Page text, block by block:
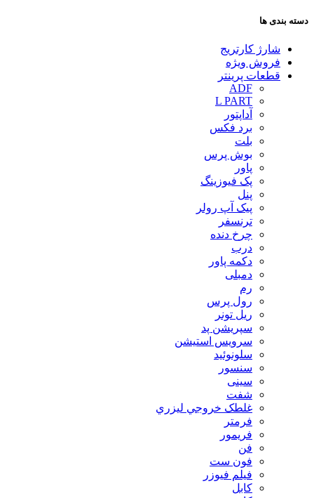
دسته بندی ها
شارژ کارتریج
فروش ویژه
قطعات پرینتر
ADF
L PART
آداپتور
برد فکس
بلت
بوش پرس
پاور
پک فیوزینگ
پنل
پیک آپ رولر
ترنسفر
چرخ دنده
درب
دکمه پاور
دمبلی
رم
رول پرس
ریل تونر
سپریشن پد
سرویس استیشن
سلونوئید
سنسور
سینی
شفت
غلطک خروجي ليزري
فرمتر
فریمور
فن
فون ست
فیلم فیوزر
کابل